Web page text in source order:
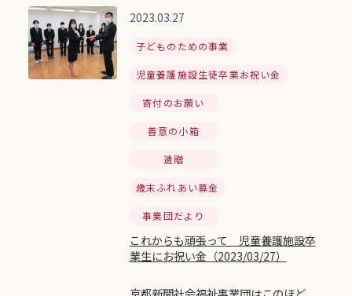
2023.03.27
子どものための事業
児童養護施設生徒卒業お祝い金
寄付のお願い
善意の小箱
遺贈
歳末ふれあい募金
事業団だより
これからも頑張って 児童養護施設卒
業生にお祝い金（2023/03/27）